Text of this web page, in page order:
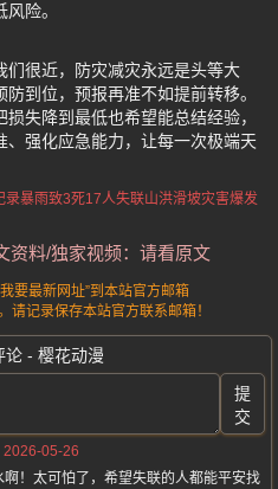
险。
很近，防灾减灾永远是头等大
到位，预报再准不如提前转移。
失降到最低也希望能总结经验，
强化应急能力，让每一次极端天
录暴雨致3死17人失联山洪滑坡灾害爆发
资料/独家视频：请看原文
要最新网址”到本站官方邮箱
请记录保存本站官方联系邮箱！
论 - 樱花动漫
提
交
2026-05-26
！太可怕了，希望失联的人都能平安找